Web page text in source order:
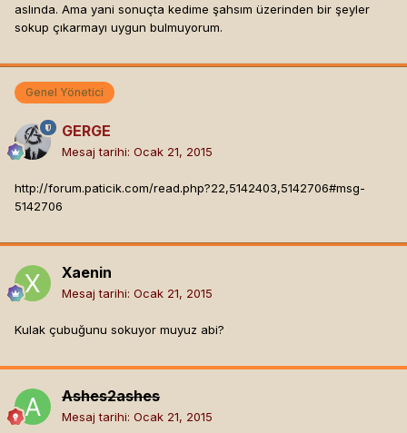
aslında. Ama yani sonuçta kedime şahsım üzerinden bir şeyler
sokup çıkarmayı uygun bulmuyorum.
Genel Yönetici
GERGE
Mesaj tarihi: Ocak 21, 2015
http://forum.paticik.com/read.php?22,5142403,5142706#msg-
5142706
Xaenin
Mesaj tarihi: Ocak 21, 2015
Kulak çubuğunu sokuyor muyuz abi?
Ashes2ashes
Mesaj tarihi: Ocak 21, 2015